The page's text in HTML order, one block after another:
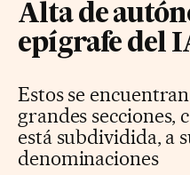
Alta de
epígrafe del
Estos se
grandes secciones,
está subdividida, a
denominaciones